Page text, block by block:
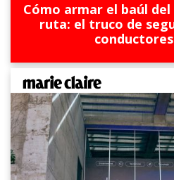
Cómo armar el baúl
ruta: el truco de